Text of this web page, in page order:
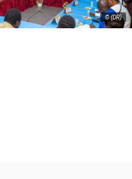
© (DR)